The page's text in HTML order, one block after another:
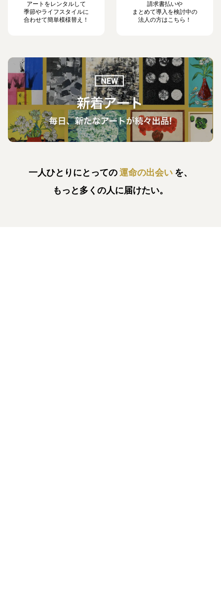
アートをレンタルして
季節やライフスタイルに
合わせて簡単模様替え！
請求書払いや
まとめて導入を検討中の
法人の方はこちら！
一人ひとりにとっての運命の出会い を、
もっと多くの人に届けたい。